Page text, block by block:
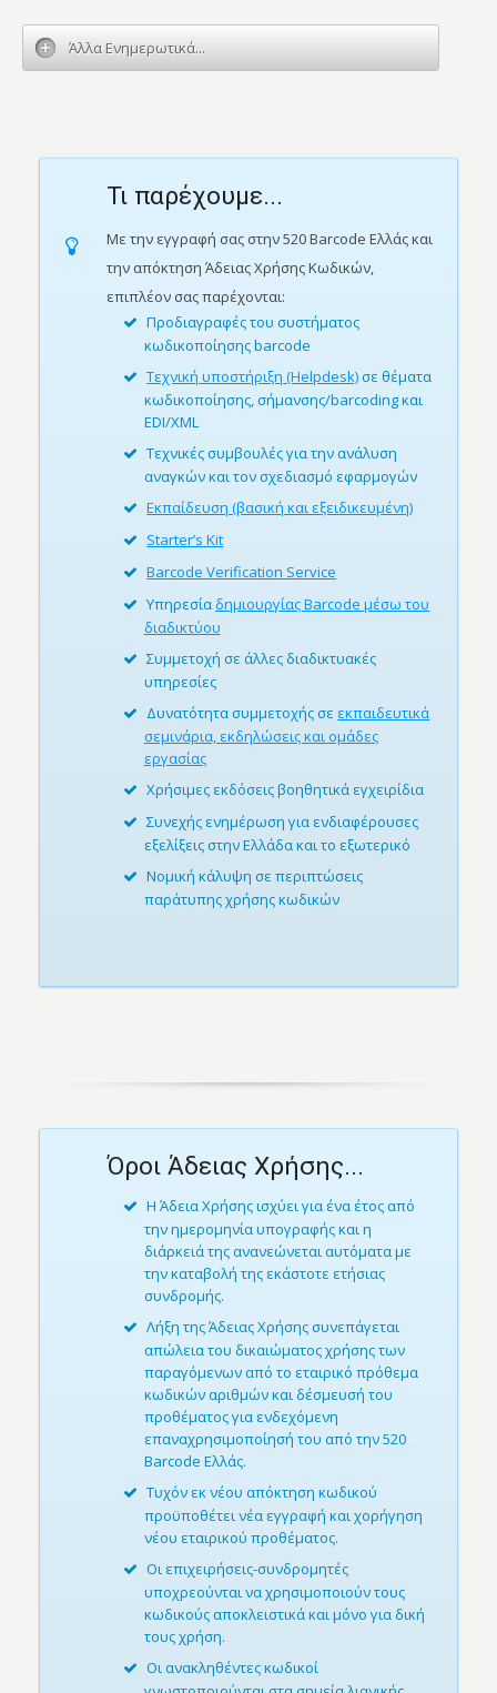
Άλλα Ενημερωτικά...
Τι παρέχουμε...
Με την εγγραφή σας στην 520 Barcode Ελλάς και
την απόκτηση Άδειας Χρήσης Κωδικών,
επιπλέον σας παρέχονται:
Προδιαγραφές του συστήματος
κωδικοποίησης barcode
Τεχνική υποστήριξη (Helpdesk)σε θέματα
κωδικοποίησης, σήμανσης/barcoding και
EDI/XML
Τεχνικές συμβουλές για την ανάλυση
αναγκών και τον σχεδιασμό εφαρμογών
Εκπαίδευση (βασική και εξειδικευμένη)
Starter’s Kit
Barcode Verification Service
Υπηρεσία δημιουργίας Barcode μέσω του
διαδικτύου
Συμμετοχή σε άλλες διαδικτυακές
υπηρεσίες
Δυνατότητα συμμετοχής σε εκπαιδευτικά
σεμινάρια, εκδηλώσεις και ομάδες
εργασίας
Χρήσιμες εκδόσεις βοηθητικά εγχειρίδια
Συνεχής ενημέρωση για ενδιαφέρουσες
εξελίξεις στην Ελλάδα και το εξωτερικό
Νομική κάλυψη σε περιπτώσεις
παράτυπης χρήσης κωδικών
Όροι Άδειας Χρήσης...
Η Άδεια Χρήσης ισχύει για ένα έτος από
την ημερομηνία υπογραφής και η
διάρκειά της ανανεώνεται αυτόματα με
την καταβολή της εκάστοτε ετήσιας
συνδρομής.
Λήξη της Άδειας Χρήσης συνεπάγεται
απώλεια του δικαιώματος χρήσης των
παραγόμενων από το εταιρικό πρόθεμα
κωδικών αριθμών και δέσμευσή του
προθέματος για ενδεχόμενη
επαναχρησιμοποίησή του από την 520
Barcode Ελλάς.
Τυχόν εκ νέου απόκτηση κωδικού
προϋποθέτει νέα εγγραφή και χορήγηση
νέου εταιρικού προθέματος.
Οι επιχειρήσεις-συνδρομητές
υποχρεούνται να χρησιμοποιούν τους
κωδικούς αποκλειστικά και μόνο για δική
τους χρήση.
Οι ανακληθέντες κωδικοί